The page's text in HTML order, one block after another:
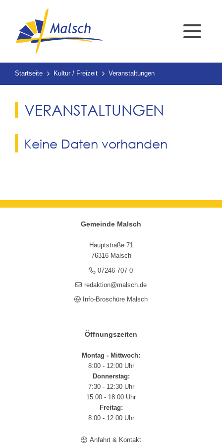
Startseite Kultur / Freizeit Veranstaltungen
VERANSTALTUNGEN
Keine Daten vorhanden
Gemeinde Malsch
Hauptstraße 71
76316 Malsch
07246 707-0
redaktion@malsch.de
Info-Broschüre Malsch
Öffnungszeiten
Montag - Mittwoch:
8:00 - 12:00 Uhr
Donnerstag:
7:30 - 12:30 Uhr
15:00 - 18:00 Uhr
Freitag:
8:00 - 12:00 Uhr
Anfahrt & Kontakt